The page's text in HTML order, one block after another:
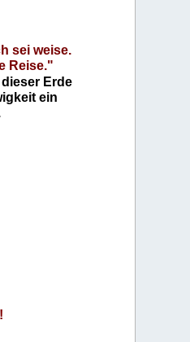
sei weise.
Reise."
Erde
ein